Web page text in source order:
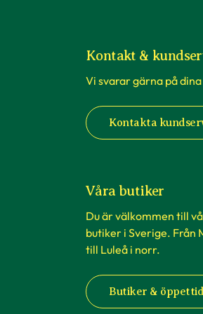
Kontakt &
Vi svarar gärna på
Kontakta
Våra butiker
Du är välkommen till
butiker i Sverige. Från
till Luleå i norr.
Butiker &